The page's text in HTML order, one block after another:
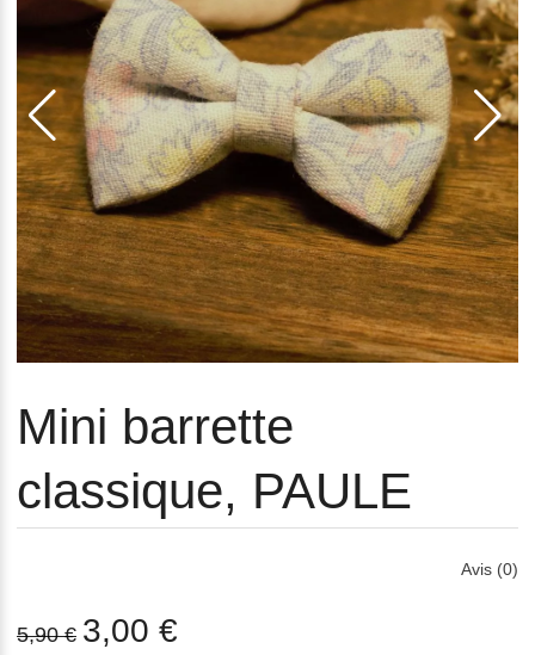
Mini barrette
classique, PAULE
Avis (0)
5,90 € 3,00 €